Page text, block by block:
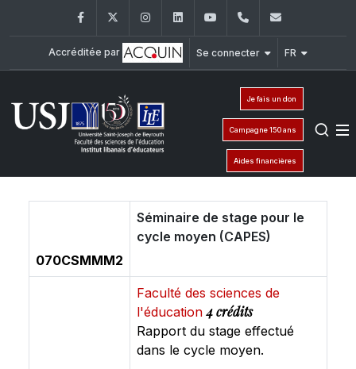
FacebookTwitter InstagramLinkedInYouTube+961 (1) 421 548
Accréditée par Se connecter FR
Je fais un don
Campagne 150 ans
Aides financières
070CSMMM2
Séminaire de stage pour le
cycle moyen (CAPES)
Faculté des sciences de
l'éducation4 crédits
Rapport du stage effectué
dans le cycle moyen.